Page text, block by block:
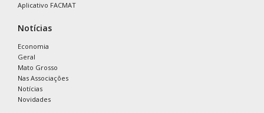
Aplicativo FACMAT
Notícias
Economia
Geral
Mato Grosso
Nas Associações
Notícias
Novidades